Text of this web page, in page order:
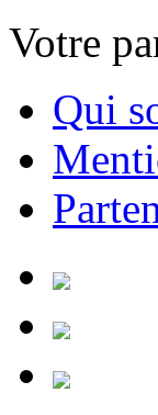
Votre
Qui